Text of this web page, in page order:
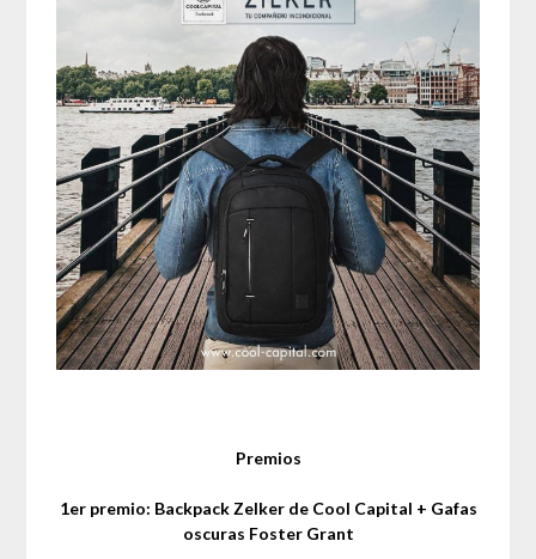
Premios
1er premio: Backpack Zelker de Cool Capital + Gafas
oscuras Foster Grant